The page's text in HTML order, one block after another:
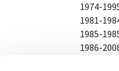
1974-
1981-
1985-
1986-